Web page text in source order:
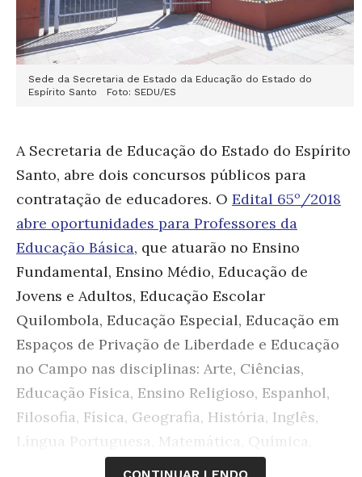
Sede da Secretaria de Estado da Educação do Estado do
Espírito Santo Foto: SEDU/ES
A Secretaria de Educação do Estado do Espírito
Santo, abre dois concursos públicos para
contratação de educadores. O Edital 65º/2018
abre oportunidades para Professores da
Educação Básica, que atuarão no Ensino
Fundamental, Ensino Médio, Educação de
Jovens e Adultos, Educação Escolar
Quilombola, Educação Especial, Educação em
Espaços de Privação de Liberdade e Educação
no Campo nas disciplinas: Arte, Ciências,
Educação Física, Ensino Religioso, Espanhol,
Filosofia, Física, Geografia, História, Inglês,
Língua Portuguesa, Matemática, Química,
Sociologia, Linguagens e Códigos, Ciências da